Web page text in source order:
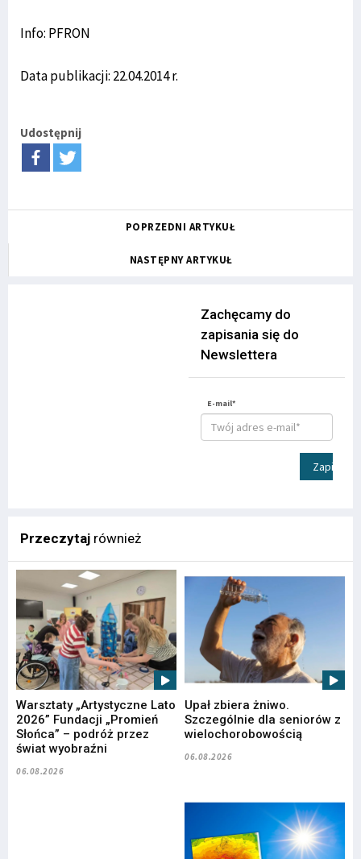
Info: PFRON
Data publikacji: 22.04.2014 r.
Udostępnij
POPRZEDNI ARTYKUŁ
NASTĘPNY ARTYKUŁ
Zachęcamy do
zapisania się do
Newslettera
E-mail*
Zapisz
Przeczytaj również
Warsztaty „Artystyczne Lato
2026” Fundacji „Promień
Słońca” – podróż przez
świat wyobraźni
06.08.2026
Upał zbiera żniwo.
Szczególnie dla seniorów z
wielochorobowością
06.08.2026